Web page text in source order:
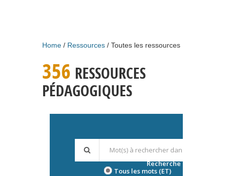
Home Ressources Toutes les ressources
356 RESSOURCES
PÉDAGOGIQUES
Tous les mots (ET)
Recherche avancée